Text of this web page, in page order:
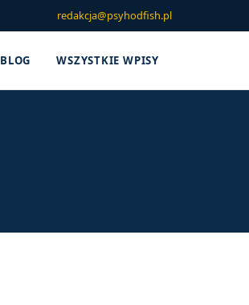
redakcja@psyhodfish.pl
BLOG WSZYSTKIE WPISY